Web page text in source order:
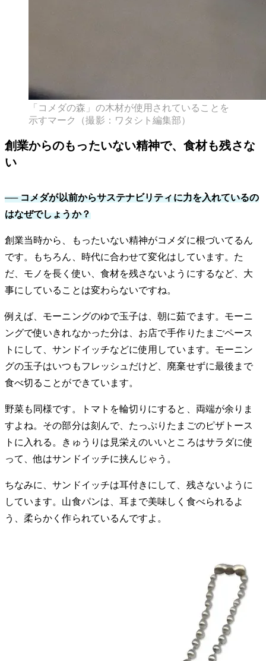
「コメダの森」の木材が使用されていることを
示すマーク（撮影：ワタシト編集部）
創業からのもったいない精神で、食材も残さな
い
── コメダが以前からサステナビリティに力を入れているの
はなぜでしょうか？
創業当時から、もったいない精神がコメダに根づいてるん
です。もちろん、時代に合わせて変化はしています。た
だ、モノを長く使い、食材を残さないようにするなど、大
事にしていることは変わらないですね。
例えば、モーニングのゆで玉子は、朝に茹でます。モーニ
ングで使いきれなかった分は、お店で手作りたまごペース
トにして、サンドイッチなどに使用しています。モーニン
グの玉子はいつもフレッシュだけど、廃棄せずに最後まで
食べ切ることができています。
野菜も同様です。トマトを輪切りにすると、両端が余りま
すよね。その部分は刻んで、たっぷりたまごのピザトース
トに入れる。きゅうりは見栄えのいいところはサラダに使
って、他はサンドイッチに挟んじゃう。
ちなみに、サンドイッチは耳付きにして、残さないように
しています。山食パンは、耳まで美味しく食べられるよ
う、柔らかく作られているんですよ。